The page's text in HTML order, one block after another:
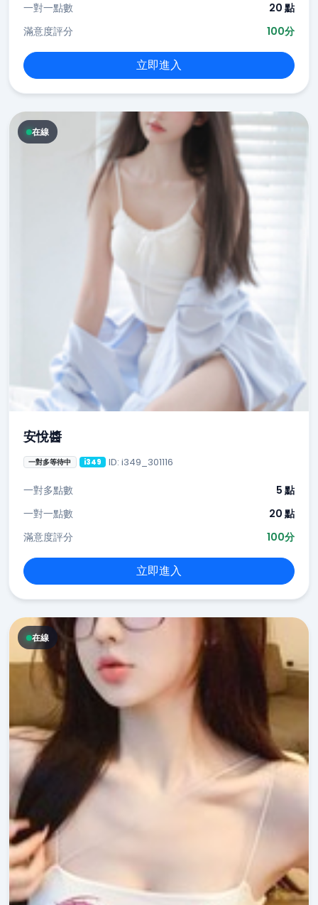
一對一點數
20 點
滿意度評分
100分
立即進入
在線
安悅醬
一對多等待中 i349 ID: i349_301116
一對多點數
5 點
一對一點數
20 點
滿意度評分
100分
立即進入
在線